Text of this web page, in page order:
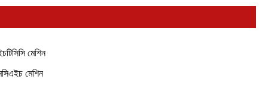
মেশিন
মেশিন